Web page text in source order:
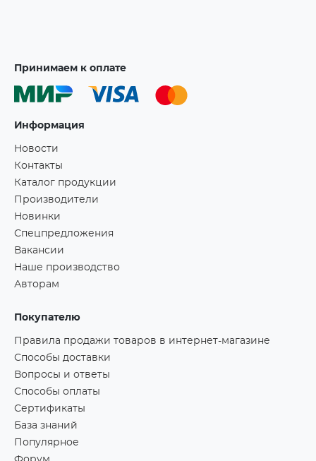
Принимаем к оплате
Информация
Новости
Контакты
Каталог продукции
Производители
Новинки
Спецпредложения
Вакансии
Наше производство
Авторам
Покупателю
Правила продажи товаров в интернет-магазине
Способы доставки
Вопросы и ответы
Способы оплаты
Сертификаты
База знаний
Популярное